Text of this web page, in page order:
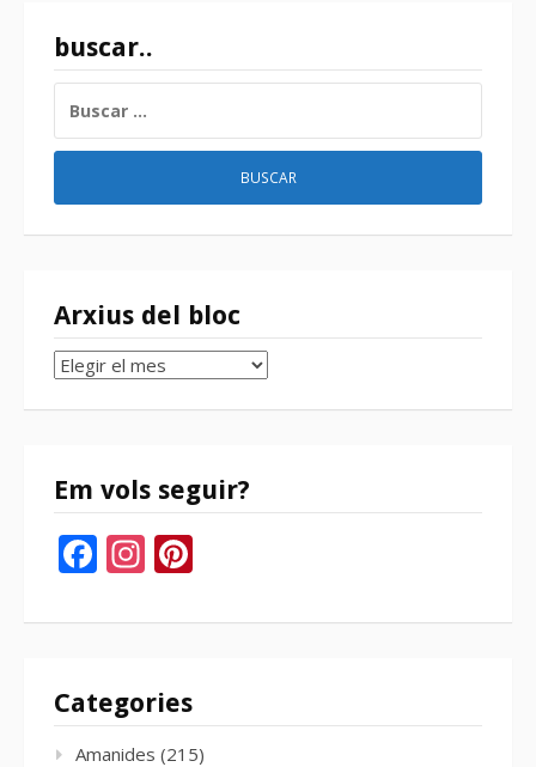
buscar..
Arxius del bloc
Arxius
bloc
Em vols seguir?
Facebook
Instagram
Categories
Amanides (215)